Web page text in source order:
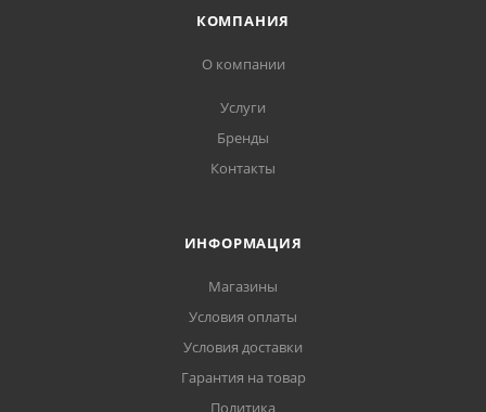
КОМПАНИЯ
О компании
Услуги
Бренды
Контакты
ИНФОРМАЦИЯ
Магазины
Условия оплаты
Условия доставки
Гарантия на товар
Политика